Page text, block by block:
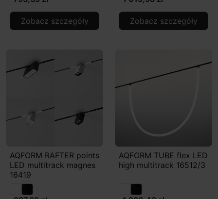
Zobacz szczegóły Zobacz szczegóły
AQFORM RAFTER points
LED multitrack magnes
16419
AQFORM TUBE flex LED
high multitrack 16512/3